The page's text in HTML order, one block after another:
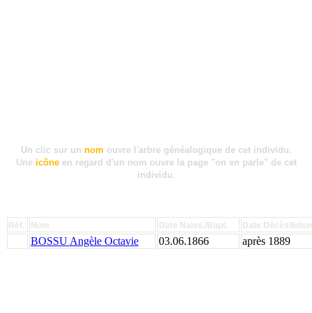
Un clic sur un nom ouvre l'arbre généalogique de cet individu.
Une icôneen regard d'un nom ouvre la page "on en parle" de cet
individu.
Réf. Nom Date Naiss./Bapt. Date Décès/
BOSSU Angèle Octavie 03.06.1866 après 1889